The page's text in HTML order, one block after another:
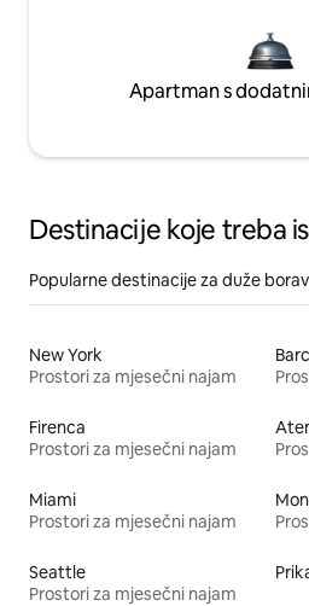
Apartman s
Destinacije koje treba
Popularne destinacije za duže
New York
Prostori za mjesečni najam
Firenca
Prostori za mjesečni najam
Miami
Prostori za mjesečni najam
Seattle
Prostori za mjesečni najam